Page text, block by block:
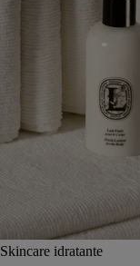
Skincare idratante